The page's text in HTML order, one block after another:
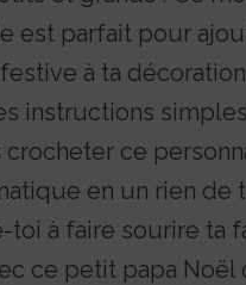
est parfait pour
à ta
instructions
crocheter ce
en un rien de
toi à faire sourire ta
ce petit papa Noël